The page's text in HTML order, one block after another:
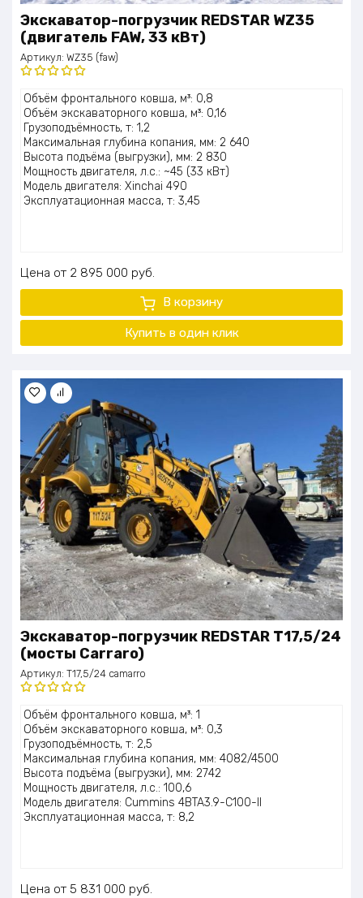
Экскаватор-погрузчик REDSTAR WZ35
(двигатель FAW, 33 кВт)
Артикул: WZ35 (faw)
Оценка
5.00 из 5
Объём фронтального ковша, м³: 0,8
Объём экскаваторного ковша, м³: 0,16
Грузоподъёмность, т: 1,2
Максимальная глубина копания, мм: 2 640
Высота подъёма (выгрузки), мм: 2 830
Мощность двигателя, л.с.: ~45 (33 кВт)
Модель двигателя: Xinchai 490
Эксплуатационная масса, т: 3,45
Цена 2 895 000 руб.
В корзину
Купить в один клик
Экскаватор-погрузчик REDSTAR T17,5/24
(мосты Carraro)
Артикул: T17,5/24 camarro
Оценка
5.00из 5
Объём фронтального ковша, м³: 1
Объём экскаваторного ковша, м³: 0,3
Грузоподъёмность, т: 2,5
Максимальная глубина копания, мм: 4082/4500
Высота подъёма (выгрузки), мм: 2742
Мощность двигателя, л.с.: 100,6
Модель двигателя: Cummins 4BTA3.9-C100-II
Эксплуатационная масса, т: 8,2
Цена 5 831 000 руб.